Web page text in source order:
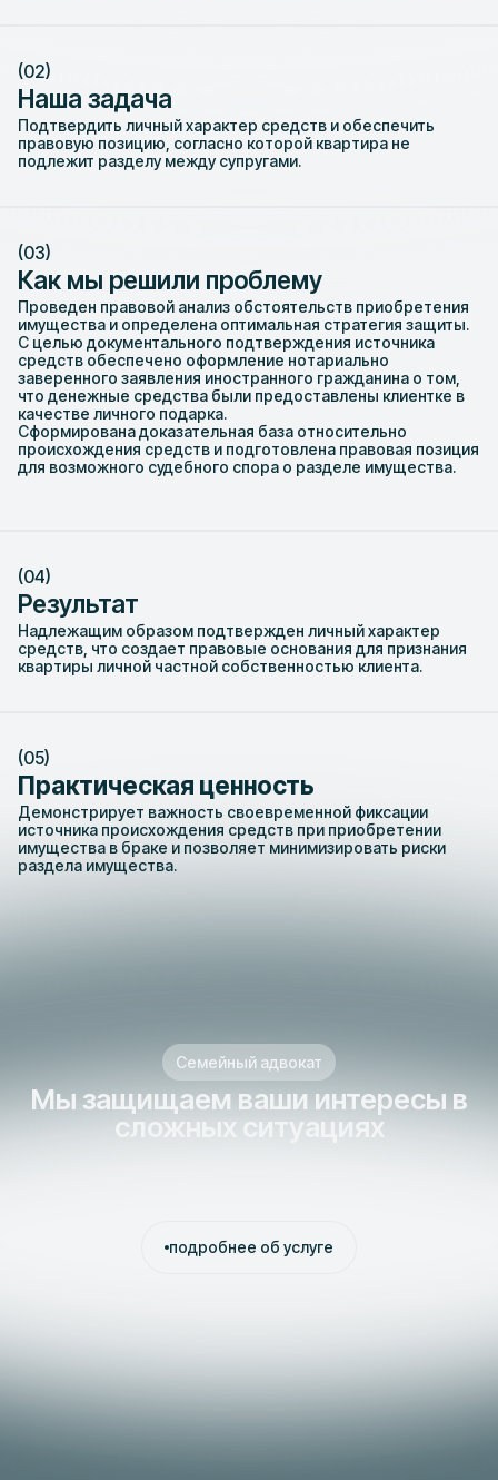
Наша задача
Подтвердить личный характер средств и обеспечить
правовую позицию, согласно которой квартира не
подлежит разделу между супругами.
Как мы решили проблему
Проведен правовой анализ обстоятельств приобретения
имущества и определена оптимальная стратегия защиты.
С целью документального подтверждения источника
средств обеспечено оформление нотариально
заверенного заявления иностранного гражданина о том,
что денежные средства были предоставлены клиентке в
качестве личного подарка.
Сформирована доказательная база относительно
происхождения средств и подготовлена правовая позиция
для возможного судебного спора о разделе имущества.
Результат
Надлежащим образом подтвержден личный характер
средств, что создает правовые основания для признания
квартиры личной частной собственностью клиента.
Практическая ценность
Демонстрирует важность своевременной фиксации
источника происхождения средств при приобретении
имущества в браке и позволяет минимизировать риски
раздела имущества.
Семейный адвокат
Мы защищаем ваши интересы в
сложных ситуациях
подробнее об услуге